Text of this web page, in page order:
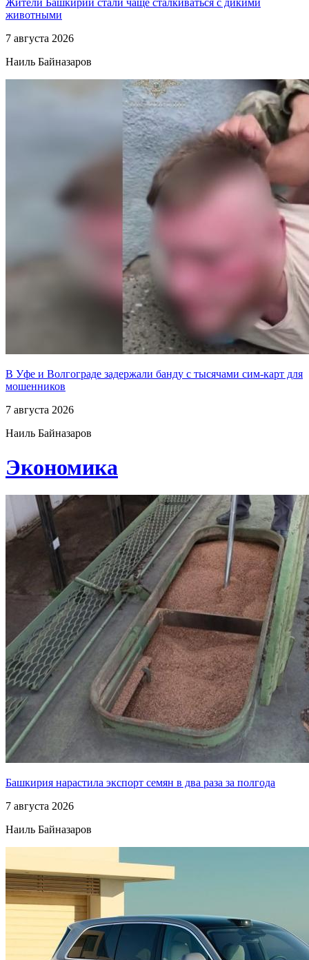
Жители Башкирии стали чаще сталкиваться с дикими
животными
7 августа 2026
Наиль Байназаров
В Уфе и Волгограде задержали банду с тысячами сим-карт для
мошенников
7 августа 2026
Наиль Байназаров
Экономика
Башкирия нарастила экспорт семян в два раза за полгода
7 августа 2026
Наиль Байназаров